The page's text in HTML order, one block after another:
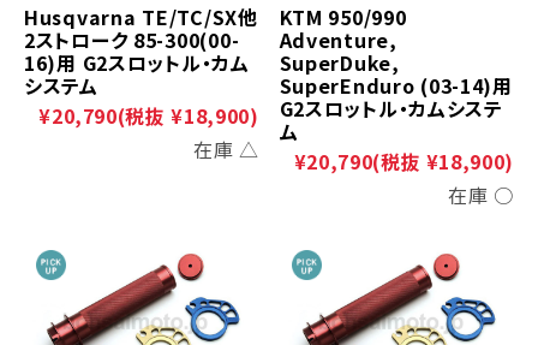
Husqvarna TE/TC/SX他
2ストローク 85-300(00-
16)用 G2スロットル・カム
システム
¥20,790(税抜 ¥18,900)
在庫 △
KTM 950/990
Adventure,
SuperDuke,
SuperEnduro (03-14)用
G2スロットル・カムシステ
ム
¥20,790(税抜 ¥18,900)
在庫 ○